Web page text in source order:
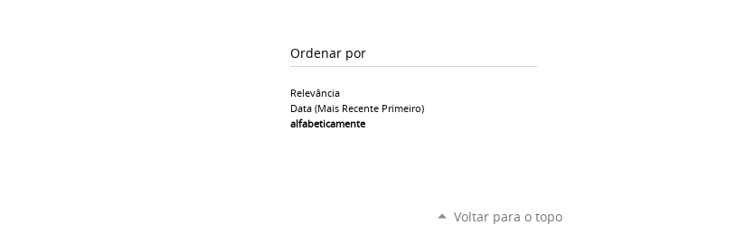
Ordenar por
Relevância
Data (mais Recente Primeiro)
alfabeticamente
Voltar para o topo